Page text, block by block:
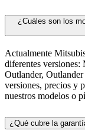
¿Cuáles son los
Actualmente
diferentes
Outlander,
versiones, precios y
nuestros modelos o
¿Qué cubre la